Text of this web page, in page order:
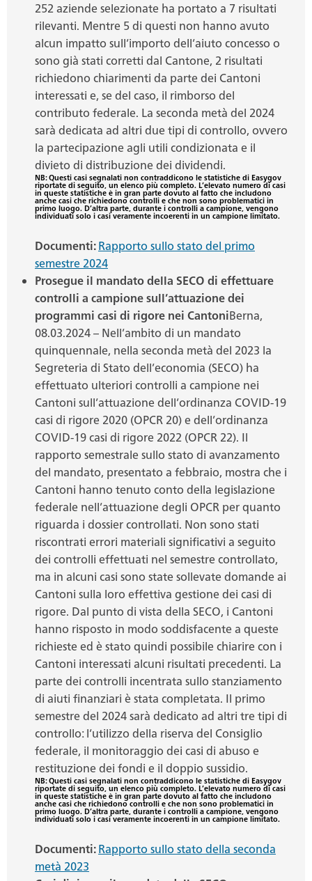
252 aziende selezionate ha portato a 7 risultati
rilevanti. Mentre 5 di questi non hanno avuto
alcun impatto sull’importo dell’aiuto concesso o
sono già stati corretti dal Cantone, 2 risultati
richiedono chiarimenti da parte dei Cantoni
interessati e, se del caso, il rimborso del
contributo federale. La seconda metà del 2024
sarà dedicata ad altri due tipi di controllo, ovvero
la partecipazione agli utili condizionata e il
divieto di distribuzione dei dividendi.
NB: Questi casi segnalati non contraddicono le statistiche di Easygov
riportate di seguito, un elenco più completo. L’elevato numero di casi
in queste statistiche è in gran parte dovuto al fatto che includono
anche casi che richiedono controlli e che non sono problematici in
primo luogo. D’altra parte, durante i controlli a campione, vengono
individuati solo i casi veramente incoerenti in un campione limitato.
Documenti:Rapporto sullo stato del primo
semestre 2024
Prosegue il mandato della SECO di effettuare
controlli a campione sull’attuazione dei
programmi casi di rigore nei CantoniBerna,
08.03.2024 – Nell’ambito di un mandato
quinquennale, nella seconda metà del 2023 la
Segreteria di Stato dell’economia (SECO) ha
effettuato ulteriori controlli a campione nei
Cantoni sull’attuazione dell’ordinanza COVID-19
casi di rigore 2020 (OPCR 20) e dell’ordinanza
COVID-19 casi di rigore 2022 (OPCR 22). Il
rapporto semestrale sullo stato di avanzamento
del mandato, presentato a febbraio, mostra che i
Cantoni hanno tenuto conto della legislazione
federale nell’attuazione degli OPCR per quanto
riguarda i dossier controllati. Non sono stati
riscontrati errori materiali significativi a seguito
dei controlli effettuati nel semestre controllato,
ma in alcuni casi sono state sollevate domande ai
Cantoni sulla loro effettiva gestione dei casi di
rigore. Dal punto di vista della SECO, i Cantoni
hanno risposto in modo soddisfacente a queste
richieste ed è stato quindi possibile chiarire con i
Cantoni interessati alcuni risultati precedenti. La
parte dei controlli incentrata sullo stanziamento
di aiuti finanziari è stata completata. Il primo
semestre del 2024 sarà dedicato ad altri tre tipi di
controllo: l’utilizzo della riserva del Consiglio
federale, il monitoraggio dei casi di abuso e
restituzione dei fondi e il doppio sussidio.
NB: Questi casi segnalati non contraddicono le statistiche di Easygov
riportate di seguito, un elenco più completo. L’elevato numero di casi
in queste statistiche è in gran parte dovuto al fatto che includono
anche casi che richiedono controlli e che non sono problematici in
primo luogo. D’altra parte, durante i controlli a campione, vengono
individuati solo i casi veramente incoerenti in un campione limitato.
Documenti:Rapporto sullo stato della seconda
metà 2023